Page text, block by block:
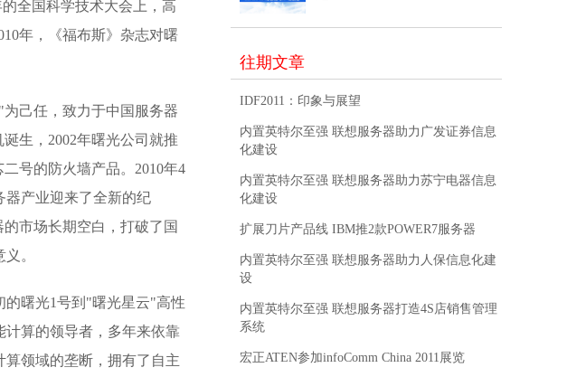
全国科学技术大会上，高
年，《福布斯》杂志对曙
己任，致力于中国服务器
生，2002年曙光公司就推
号的防火墙产品。2010年4
器产业迎来了全新的纪
市场长期空白，打破了国
。
的曙光1号到"曙光星云"高性
算的领导者，多年来依靠
领域的垄断，拥有了自主
往期文章
IDF2011：印象与展望
内置英特尔至强 联想服务器助力广发证券信息
化建设
内置英特尔至强 联想服务器助力苏宁电器信息
化建设
扩展刀片产品线 IBM推2款POWER7服务器
内置英特尔至强 联想服务器助力人保信息化建
设
内置英特尔至强 联想服务器打造4S店销售管理
系统
宏正ATEN参加infoComm China 2011展览